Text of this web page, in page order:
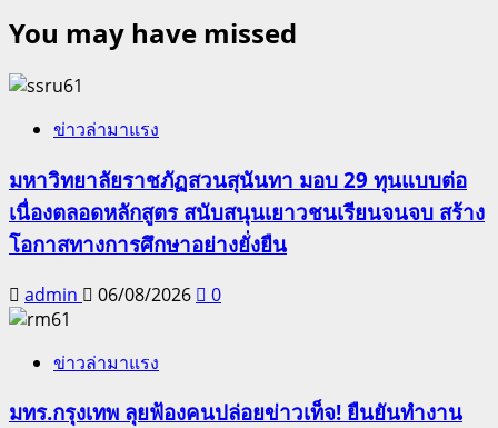
You may have missed
ข่าวล่ามาแรง
มหาวิทยาลัยราชภัฏสวนสุนันทา มอบ 29 ทุนแบบต่อ
เนื่องตลอดหลักสูตร สนับสนุนเยาวชนเรียนจนจบ สร้าง
โอกาสทางการศึกษาอย่างยั่งยืน
admin 06/08/2026 0
ข่าวล่ามาแรง
มทร.กรุงเทพ ลุยฟ้องคนปล่อยข่าวเท็จ! ยืนยันทำงาน